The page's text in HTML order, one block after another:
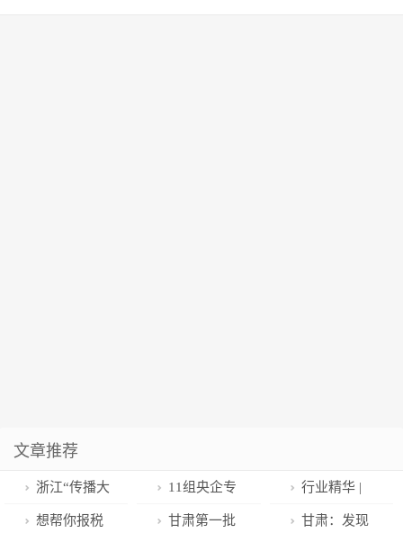
文章推荐
浙江“传播大
脑”与阿里云深
11组央企专
业化整合项目
行业精华 |
奢侈品接轨年
想帮你报税 甘肃第一批 甘肃：发现